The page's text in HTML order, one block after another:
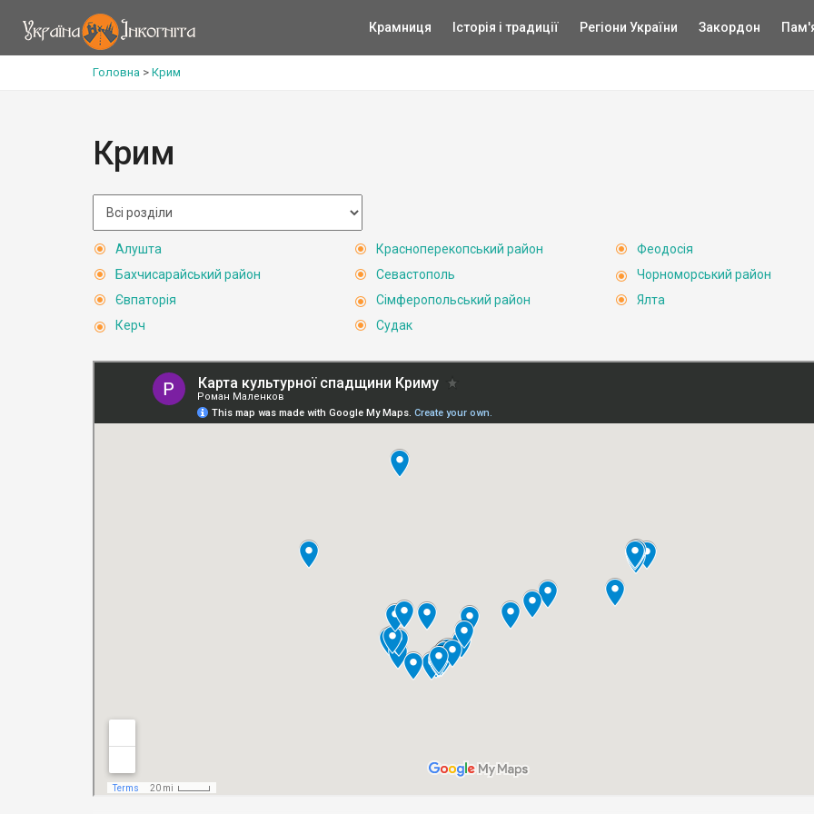
Крамниця Історія і традиції Регіони України Закордон
Головна > Крим
Крим
Алушта
Бахчисарайський район
Євпаторія
Керч
Красноперекопський район
Севастополь
Сімферопольський район
Судак
Феодосія
Чорноморський район
Ялта